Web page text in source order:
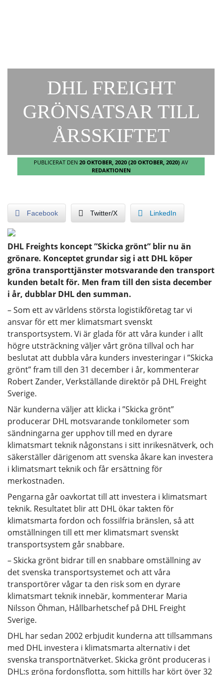
DHL FREIGHT
GRÖNSATSAR TILL
ÅRSSKIFTET
PUBLICERAT DEN 20 OKTOBER, 2020 (20 OKTOBER, 2020) AV
REDAKTIONEN
Facebook Twitter/X LinkedIn
DHL Freights koncept ”Skicka grönt” blir nu än
grönare. Konceptet grundar sig i att DHL köper
gröna transporttjänster motsvarande den transport
kunden betalt för. Men fram till den sista december
i år, dubblar DHL den summan.
– Som ett av världens största logistikföretag tar vi
ansvar för ett mer klimatsmart svenskt
transportsystem. Vi är glada för att våra kunder i allt
högre utsträckning väljer vårt gröna tillval och har
beslutat att dubbla våra kunders investeringar i ”Skicka
grönt” fram till den 31 december i år, kommenterar
Robert Zander, Verkställande direktör på DHL Freight
Sverige.
När kunderna väljer att klicka i ”Skicka grönt”
producerar DHL motsvarande tonkilometer som
sändningarna ger upphov till med en dyrare
klimatsmart teknik någonstans i sitt inrikesnätverk, och
säkerställer därigenom att svenska åkare kan investera
i klimatsmart teknik och får ersättning för
merkostnaden.
Pengarna går oavkortat till att investera i klimatsmart
teknik. Resultatet blir att DHL ökar takten för
klimatsmarta fordon och fossilfria bränslen, så att
omställningen till ett mer klimatsmart svenskt
transportsystem går snabbare.
– Skicka grönt bidrar till en snabbare omställning av
det svenska transportsystemet och att våra
transportörer vågar ta den risk som en dyrare
klimatsmart teknik innebär, kommenterar Maria
Nilsson Öhman, Hållbarhetschef på DHL Freight
Sverige.
DHL har sedan 2002 erbjudit kunderna att tillsammans
med DHL investera i klimatsmarta alternativ i det
svenska transportnätverket. Skicka grönt produceras i
DHL:s gröna fordonsflotta, som hittills har kört över 32